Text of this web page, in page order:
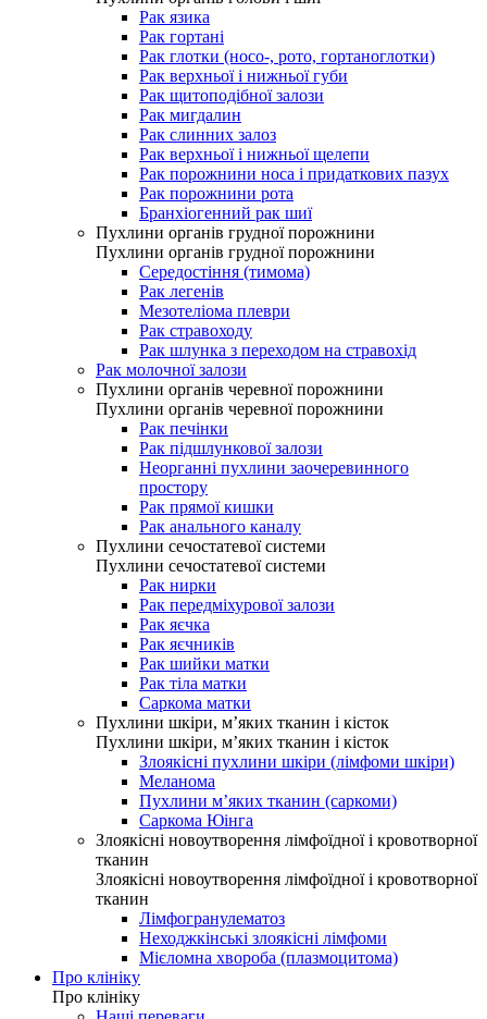
Рак язика
Рак гортані
Рак глотки (носо-, рото, гортаноглотки)
Рак верхньої і нижньої губи
Рак щитоподібної залози
Рак мигдалин
Рак слинних залоз
Рак верхньої і нижньої щелепи
Рак порожнини носа і придаткових пазух
Рак порожнини рота
Бранхіогенний рак шиї
Пухлини органів грудної порожнини
Пухлини органів грудної порожнини
Середостіння (тимома)
Рак легенів
Мезотеліома плеври
Рак стравоходу
Рак шлунка з переходом на стравохід
Рак молочної залози
Пухлини органів черевної порожнини
Пухлини органів черевної порожнини
Рак печінки
Рак підшлункової залози
Неорганні пухлини заочеревинного
простору
Рак прямої кишки
Рак анального каналу
Пухлини сечостатевої системи
Пухлини сечостатевої системи
Рак нирки
Рак передміхурової залози
Рак яєчка
Рак яєчників
Рак шийки матки
Рак тіла матки
Саркома матки
Пухлини шкіри, м’яких тканин і кісток
Пухлини шкіри, м’яких тканин і кісток
Злоякісні пухлини шкіри (лімфоми шкіри)
Меланома
Пухлини м’яких тканин (саркоми)
Саркома Юінга
Злоякісні новоутворення лімфоїдної і кровотворної
тканин
Злоякісні новоутворення лімфоїдної і кровотворної
тканин
Лімфогранулематоз
Неходжкінські злоякісні лімфоми
Мієломна хвороба (плазмоцитома)
Про клініку
Про клініку